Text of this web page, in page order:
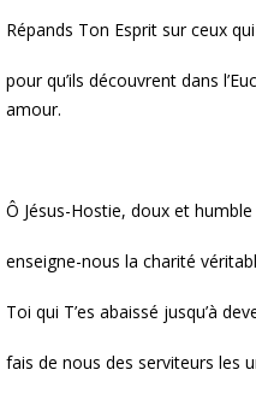
Répands Ton Esprit sur ceux
pour qu’ils découvrent dans
amour.
Ô Jésus-Hostie, doux et
enseigne-nous la charité
Toi qui T’es abaissé jusqu’à
fais de nous des serviteurs les